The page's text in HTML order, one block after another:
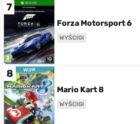
7
Forza Motorsport 6
WYŚCIGI
8
Mario Kart 8
WYŚCIGI